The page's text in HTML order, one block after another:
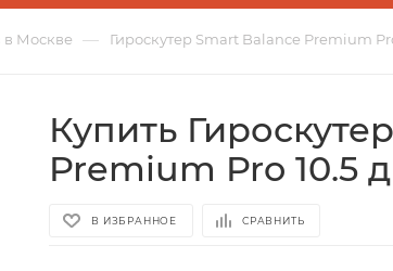
в Москве — Гироскутер Smart Balance Premium
Купить
Premium Pro 10.5
В ИЗБРАННОЕ СРАВНИТЬ